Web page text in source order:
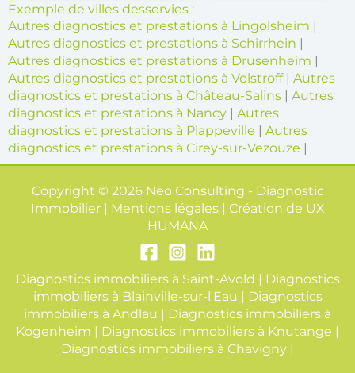
Exemple de villes desservies :
Autres diagnostics et prestations à Lingolsheim |
Autres diagnostics et prestations à Schirrhein |
Autres diagnostics et prestations à Drusenheim |
Autres diagnostics et prestations à Volstroff| Autres
diagnostics et prestations à Château-Salins | Autres
diagnostics et prestations à Nancy | Autres
diagnostics et prestations à Plappeville | Autres
diagnostics et prestations à Cirey-sur-Vezouze |
Copyright © 2026 Neo Consulting - Diagnostic
Immobilier | Mentions légales | Création de UX
HUMANA
Diagnostics immobiliers à Saint-Avold | Diagnostics
immobiliers à Blainville-sur-l'Eau | Diagnostics
immobiliers à Andlau | Diagnostics immobiliers à
Kogenheim | Diagnostics immobiliers à Knutange |
Diagnostics immobiliers à Chavigny |